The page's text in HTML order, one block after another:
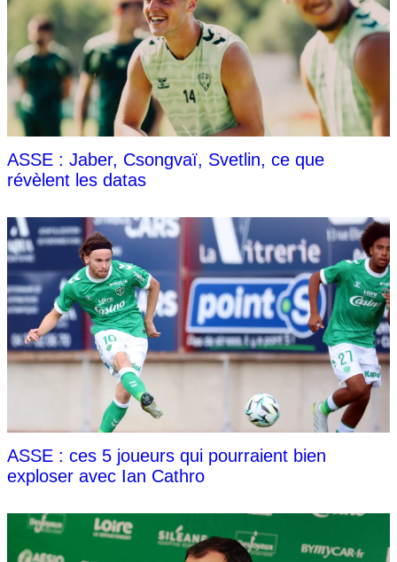
ASSE : Jaber, Csongvaï, Svetlin, ce que
révèlent les datas
ASSE : ces 5 joueurs qui pourraient bien
exploser avec Ian Cathro